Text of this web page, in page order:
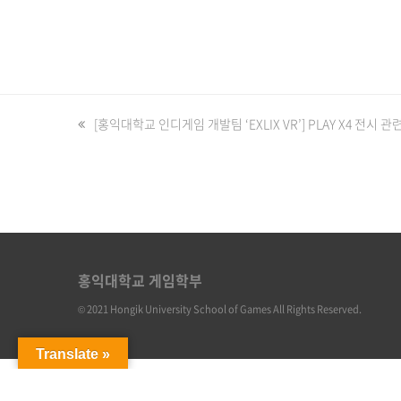
previous
[홍익대학교 인디게임 개발팀 ‘EXLIX VR’] PLAY X4 전시 관
홍익대학교 게임학부
© 2021 Hongik University School of Games All Rights Reserved.
Translate »